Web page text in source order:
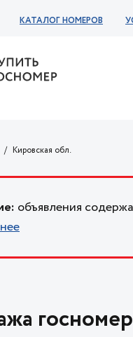
КАТАЛОГ НОМЕРОВ
Кировская обл.
объявления